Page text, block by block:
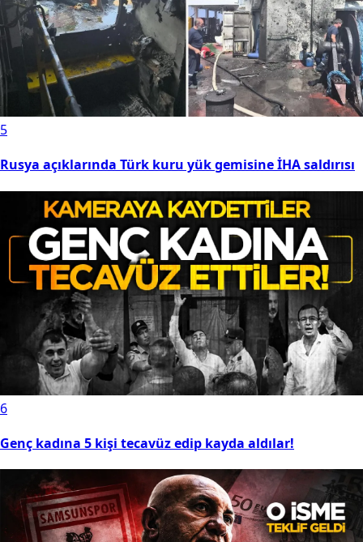
5
Rusya açıklarında Türk kuru yük gemisine İHA saldırısı
6
Genç kadına 5 kişi tecavüz edip kayda aldılar!